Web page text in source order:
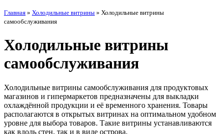
Главная » Холодильные витрины » Холодильные витрины
самообслуживания
Холодильные витрины
самообслуживания
Холодильные витрины самообслуживания для продуктовых
магазинов и гипермаркетов предназначены для выкладки
охлаждённой продукции и её временного хранения. Товары
располагаются в открытых витринах на оптимальном удобном
уровне для выбора товаров. Такие витрины устанавливаются
как вдоль стен, так и в виде острова.